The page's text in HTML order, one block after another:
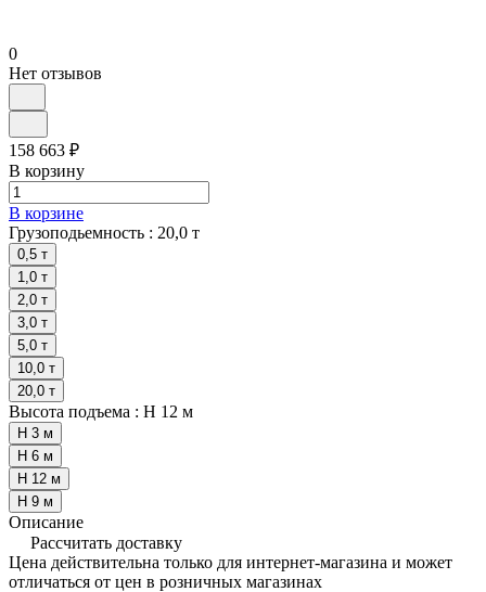
0
Нет отзывов
158 663 ₽
В корзину
В корзине
Грузоподьемность : 20,0 т
0,5 т
1,0 т
2,0 т
3,0 т
5,0 т
10,0 т
20,0 т
Высота подъема : H 12 м
H 3 м
H 6 м
H 12 м
H 9 м
Описание
Рассчитать доставку
Цена действительна только для интернет-магазина и может
отличаться от цен в розничных магазинах